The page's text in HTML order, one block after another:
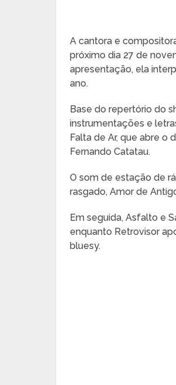
A cantora e
próximo dia 27 de
apresentação, ela
ano.
Base do repertório do
instrumentações e
Falta de Ar, que abre o
Fernando Catatau.
O som de estação de
rasgado, Amor de
Em seguida, Asfalto e
enquanto Retrovisor
bluesy.